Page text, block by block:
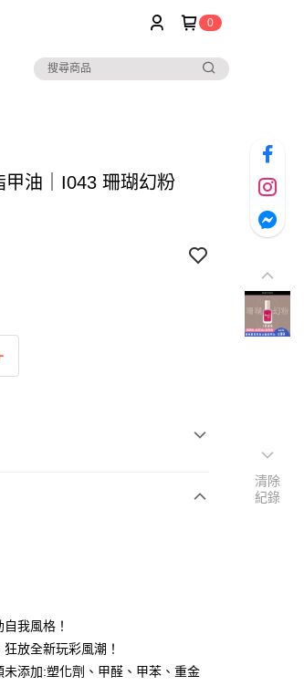
0
油｜I043 珊瑚幻粉
我風格！
放全新玩彩風潮！
添加:塑化劑、甲醛、甲苯、重金
清除
紀錄